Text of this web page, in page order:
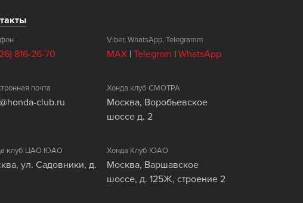
816-26-70
Viber, WhatsApp, Telegramm
MAX |Telegram |WhatsApp
почта
club.ru
Хонда клуб СМОТРА
Москва, Воробьевское
шоссе д. 2
клуб ЦАО ЮАО
ул. Садовники, д.
Хонда Клуб ЮАО
Москва, Варшавское
шоссе, д. 125Ж, строение 2